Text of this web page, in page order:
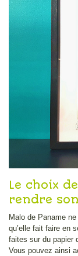
Le choix
rendre
Malo de Paname
qu’elle fait faire en
faites sur du papier
Vous pouvez ainsi